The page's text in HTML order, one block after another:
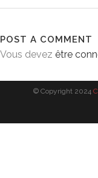
POST A COMMENT
Vous devez être
© Copyright 2024